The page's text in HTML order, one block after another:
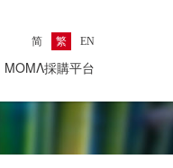
ΜΟΜΛ採購平台
简 繁 EN